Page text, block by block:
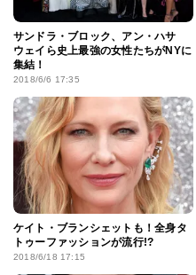
サンドラ・ブロック、アン・ハサ
ウェイら史上最強の女性たちがNYに
集結！
2018/6/6 17:35
ケイト・ブランシェットも！全身タ
トゥーファッションが流行!?
2018/6/18 17:15